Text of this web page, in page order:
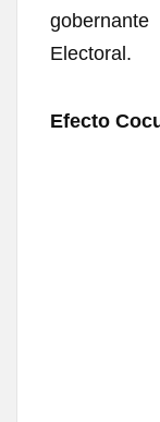
Electoral.
Efecto